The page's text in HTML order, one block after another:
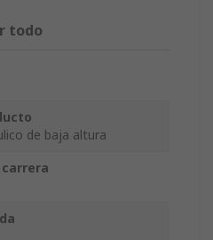
todo
de baja altura